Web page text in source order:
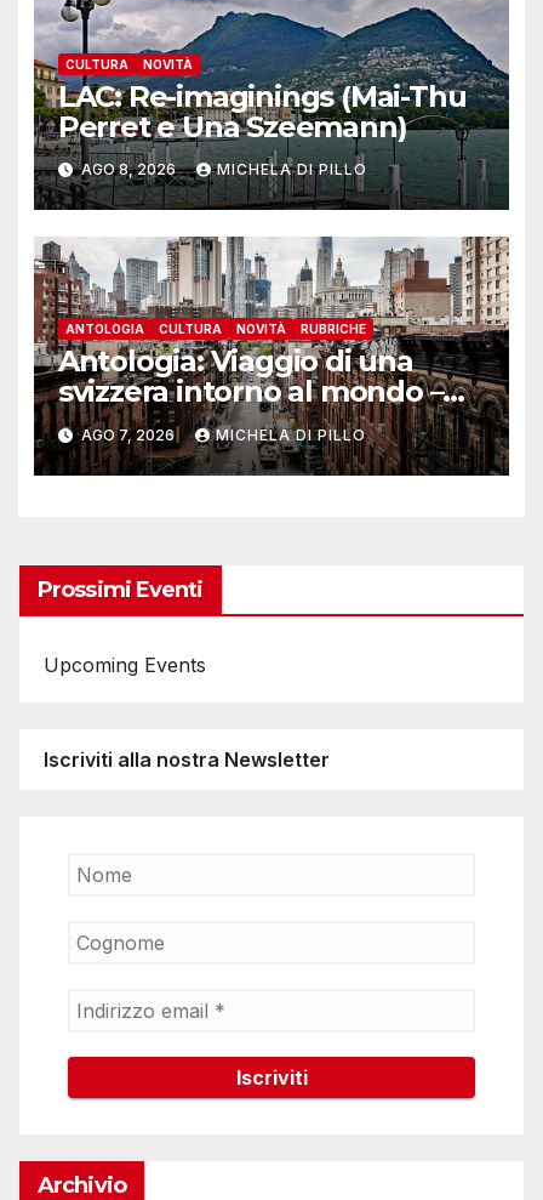
CULTURA NOVITÀ
LAC: Re-imaginings (Mai-Thu
Perret e Una Szeemann)
AGO 8, 2026 MICHELA DI PILLO
ANTOLOGIA CULTURA NOVITÀ RUBRICHE
Antologia: Viaggio di una
svizzera intorno al mondo –
Yosemite
AGO 7, 2026 MICHELA DI PILLO
Prossimi Eventi
Upcoming Events
Iscriviti alla nostra Newsletter
Archivio